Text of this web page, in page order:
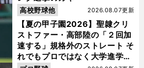
【夏の甲子園2026】聖隷クリ
ストファー・高部陸の「２回加
速する」規格外のストレート そ
れでもプロではなく大学進学を
2026.08.07更新
高校野球他